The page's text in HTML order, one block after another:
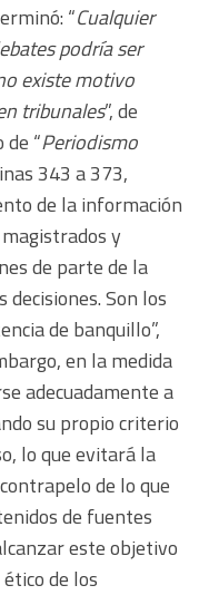
“Cualquier
podría ser
existe motivo
tribunales”, de
“Periodismo
343 a 373,
de la información
y
de parte de la
decisiones. Son los
de banquillo”,
en la medida
adecuadamente a
su propio criterio
lo que evitará la
de lo que
de fuentes
este objetivo
de los